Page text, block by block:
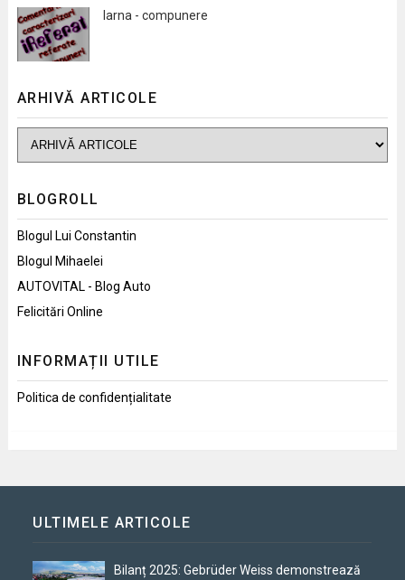
Iarna - compunere
ARHIVĂ ARTICOLE
BLOGROLL
Blogul Lui Constantin
Blogul Mihaelei
AUTOVITAL - Blog Auto
Felicitări Online
INFORMAȚII UTILE
Politica de confidențialitate
ULTIMELE ARTICOLE
Bilanț 2025: Gebrüder Weiss demonstrează